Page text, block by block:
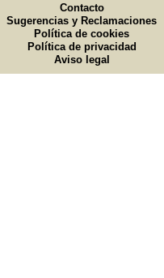
Contacto
Sugerencias y Reclamaciones
Política de cookies
Política de privacidad
Aviso legal